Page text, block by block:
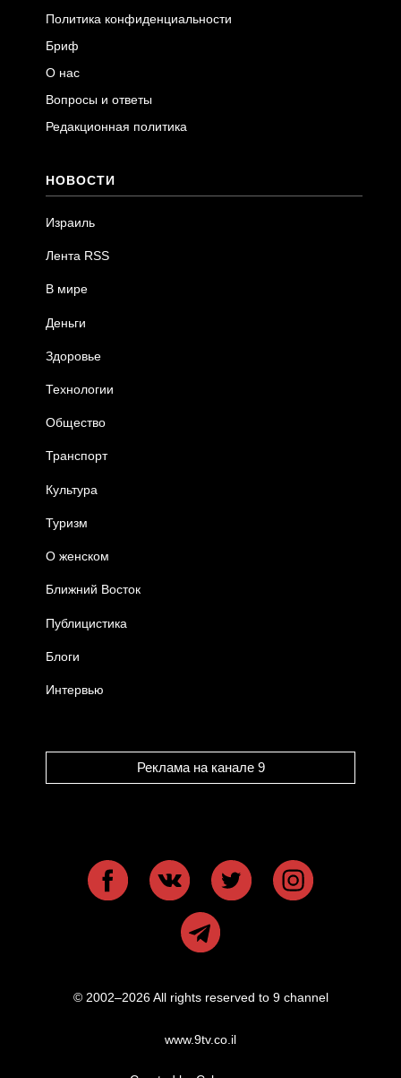
Политика конфиденциальности
Бриф
О нас
Вопросы и ответы
Редакционная политика
НОВОСТИ
Израиль
Лента RSS
В мире
Деньги
Здоровье
Технологии
Общество
Транспорт
Культура
Туризм
О женском
Ближний Восток
Публицистика
Блоги
Интервью
Реклама на канале 9
© 2002–2026 All rights reserved to 9 channel
www.9tv.co.il